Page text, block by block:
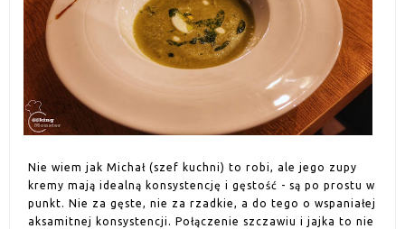
Nie wiem jak Michał (szef kuchni) to robi, ale jego zupy
kremy mają idealną konsystencję i gęstość - są po prostu w
punkt. Nie za gęste, nie za rzadkie, a do tego o wspaniałej
aksamitnej konsystencji. Połączenie szczawiu i jajka to nie